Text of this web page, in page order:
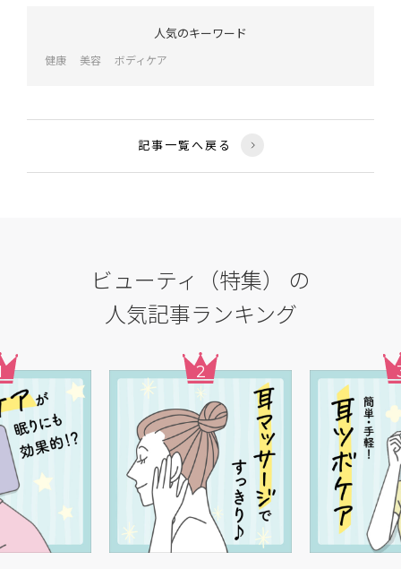
人気のキーワード
健康 美容 ボディケア
記事一覧へ戻る
ビューティ（特集） の
人気記事ランキング
2